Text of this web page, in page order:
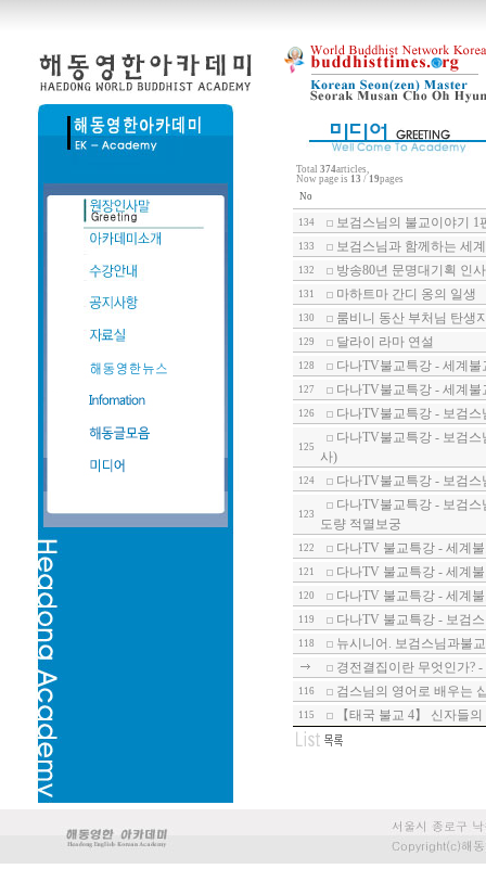
Total 374articles,
Now page is 13 / 19pages
No
134 보검스님의 불교이야기 1
133 보검스님과 함께하는 세
132 방송80년 문명대기획 인
131 마하트마 간디 옹의 일생
130 룸비니 동산 부처님 탄생
129 달라이 라마 연설
128 다나TV불교특강 - 세계
127 다나TV불교특강 - 세계
126 다나TV불교특강 - 보검
125
다나TV불교특강 - 보검
사)
124 다나TV불교특강 - 보검
123
다나TV불교특강 - 보검
도량 적멸보궁
122 다나TV 불교특강 - 세계
121 다나TV 불교특강 - 세계
120 다나TV 불교특강 - 세계
119 다나TV 불교특강 - 보검
118
뉴시니어. 보검스님과불
경전결집이란 무엇인가?
116 검스님의 영어로 배우는
115 【태국 불교 4】 신자들